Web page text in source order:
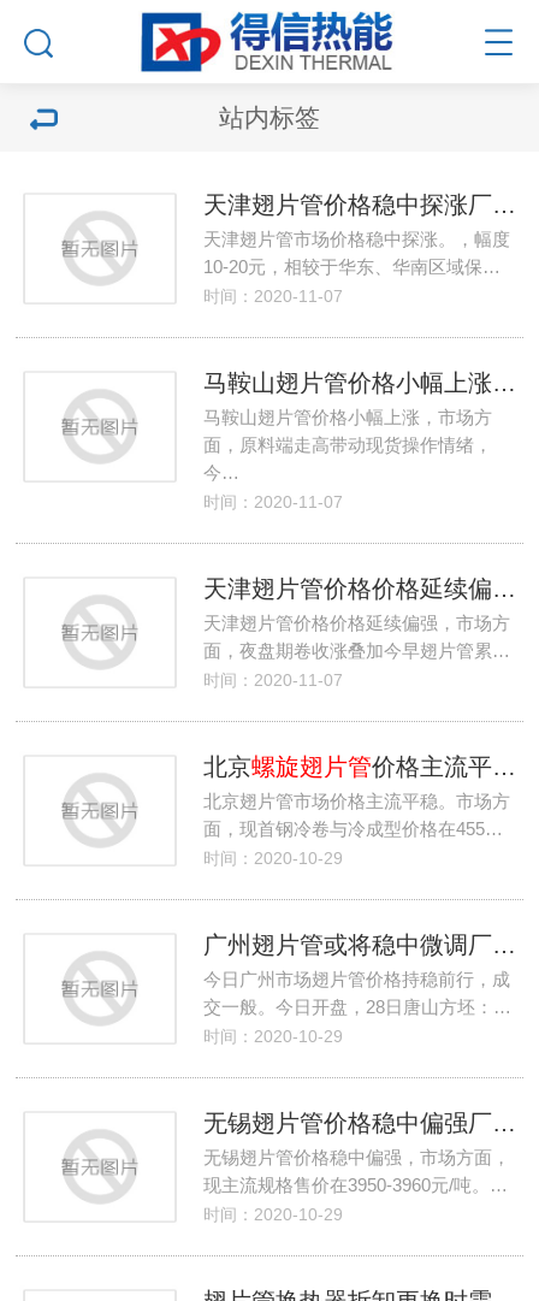
站内标签
天津翅片管价格稳中探涨厂家供应整体偏少
天津翅片管市场价格稳中探涨。，幅度
10-20元，相较于华东、华南区域保…
时间：2020-11-07
马鞍山翅片管价格小幅上涨厂家生产盈利有所回升
马鞍山翅片管价格小幅上涨，市场方
面，原料端走高带动现货操作情绪，
今…
时间：2020-11-07
天津翅片管价格价格延续偏强厂家高位采买谨慎
天津翅片管价格价格延续偏强，市场方
面，夜盘期卷收涨叠加今早翅片管累…
时间：2020-11-07
北京螺旋翅片管价格主流平稳厂家到货一般
北京翅片管市场价格主流平稳。市场方
面，现首钢冷卷与冷成型价格在455…
时间：2020-10-29
广州翅片管或将稳中微调厂家并未跟涨按需补库
今日广州市场翅片管价格持稳前行，成
交一般。今日开盘，28日唐山方坯：…
时间：2020-10-29
无锡翅片管价格稳中偏强厂家跟涨出货为主
无锡翅片管价格稳中偏强，市场方面，
现主流规格售价在3950-3960元/吨。…
时间：2020-10-29